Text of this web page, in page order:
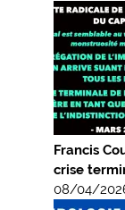
Francis
crise
08/04/